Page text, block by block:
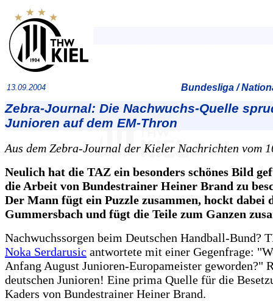
13.09.2004 Bundesliga /
Zebra-Journal: Die Nachwuchs-Quelle
Junioren auf dem EM-Thron
Aus dem Zebra-Journal der Kieler Nachrichten vom
Neulich hat die TAZ ein besonders schönes Bild
die Arbeit von Bundestrainer Heiner Brand zu
Der Mann fügt ein Puzzle zusammen, hockt dabei
Gummersbach und fügt die Teile zum Ganzen
Nachwuchssorgen beim Deutschen Handball-Bund?
Noka Serdarusic antwortete mit einer Gegenfrage:
Anfang August Junioren-Europameister geworden?"
deutschen Junioren! Eine prima Quelle für die
Kaders von Bundestrainer Heiner Brand.